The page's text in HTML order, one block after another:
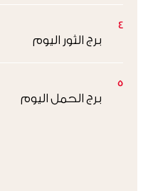
4
برج الثور اليوم
5
برج الحمل اليوم